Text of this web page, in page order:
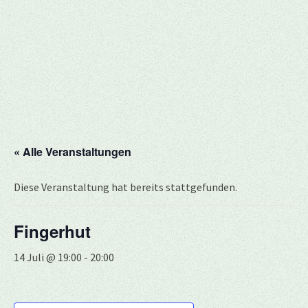
« Alle Veranstaltungen
Diese Veranstaltung hat bereits stattgefunden.
Fingerhut
14 Juli @ 19:00 - 20:00